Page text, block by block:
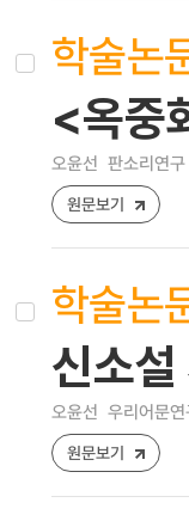
학술논
<옥중
오윤선 판소리연
원문보기
학술논
신소
오윤선 우리어문
원문보기